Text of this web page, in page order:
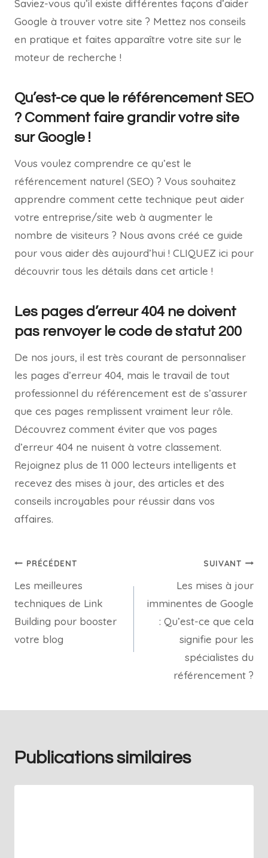
Saviez-vous qu’il existe différentes façons d’aider
Google à trouver votre site ? Mettez nos conseils
en pratique et faites apparaître votre site sur le
moteur de recherche !
Qu’est-ce que le référencement SEO
? Comment faire grandir votre site
sur Google !
Vous voulez comprendre ce qu’est le
référencement naturel (SEO) ? Vous souhaitez
apprendre comment cette technique peut aider
votre entreprise/site web à augmenter le
nombre de visiteurs ? Nous avons créé ce guide
pour vous aider dès aujourd’hui ! CLIQUEZ ici pour
découvrir tous les détails dans cet article !
Les pages d’erreur 404 ne doivent
pas renvoyer le code de statut 200
De nos jours, il est très courant de personnaliser
les pages d’erreur 404, mais le travail de tout
professionnel du référencement est de s’assurer
que ces pages remplissent vraiment leur rôle.
Découvrez comment éviter que vos pages
d’erreur 404 ne nuisent à votre classement.
Rejoignez plus de 11 000 lecteurs intelligents et
recevez des mises à jour, des articles et des
conseils incroyables pour réussir dans vos
affaires.
PRÉCÉDENT
Les meilleures
techniques de Link
Building pour booster
votre blog
SUIVANT
Les mises à jour
imminentes de Google
: Qu’est-ce que cela
signifie pour les
spécialistes du
référencement ?
Publications similaires